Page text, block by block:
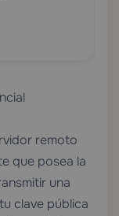
remoto
que posea la
una
clave pública